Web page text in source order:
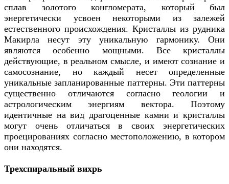
сплав золотого конгломерата, который был
энергетически усвоен некоторыми из залежей
естественного происхождения. Кристаллы из рудника
Макирла несут эту уникальную гармонику. Они
являются особенно мощными. Все кристаллы
действующие, в реальном смысле, и имеют сознание и
самосознание, но каждый несет определенные
уникальные запланированные паттерны. Эти паттерны
существенно отличаются согласно геологии и
астрологическим энергиям вектора. Поэтому
идентичные на вид драгоценные камни и кристаллы
могут очень отличаться в своих энергетических
проецированиях согласно местоположению, в котором
они находятся.
Трехспиральный вихрь